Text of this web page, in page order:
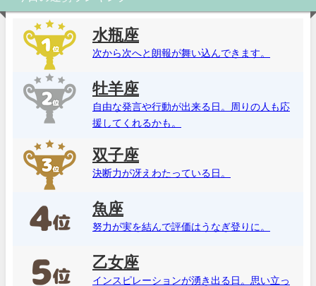
水瓶座
次から次へと朗報が舞い込んできます。
牡羊座
自由な発言や行動が出来る日。周りの人も応
援してくれるかも。
双子座
決断力が冴えわたっている日。
魚座
努力が実を結んで評価はうなぎ登りに。
乙女座
インスピレーションが湧き出る日。思い立っ